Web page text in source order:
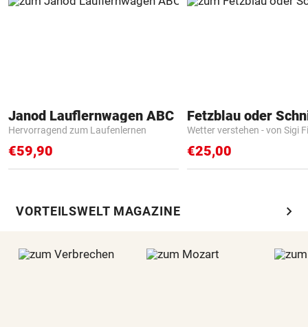
Janod Lauflernwagen ABC
Hervorragend zum Laufenlernen
€59,90
Fetzblau oder
Wetter verstehen - von Sigi
€25,00
VORTEILSWELT MAGAZINE chevron_right